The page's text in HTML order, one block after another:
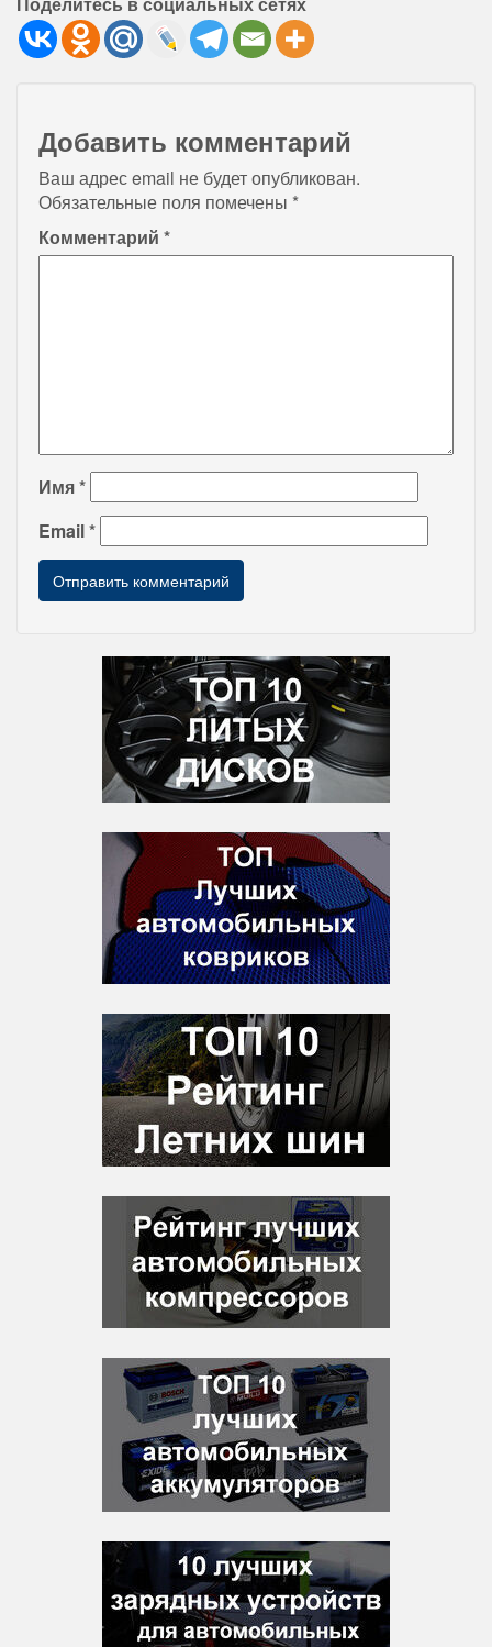
Добавить комментарий
Ваш адрес email не будет опубликован.
Обязательные поля помечены *
Комментарий *
Имя*
Email*